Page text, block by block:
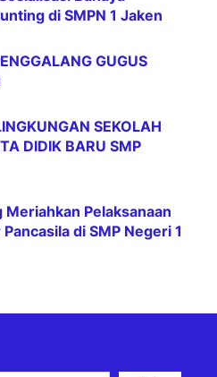
di SMPN 1 Jaken
GUGUS
SEKOLAH
DIDIK BARU SMP
Pelaksanaan
di SMP Negeri 1